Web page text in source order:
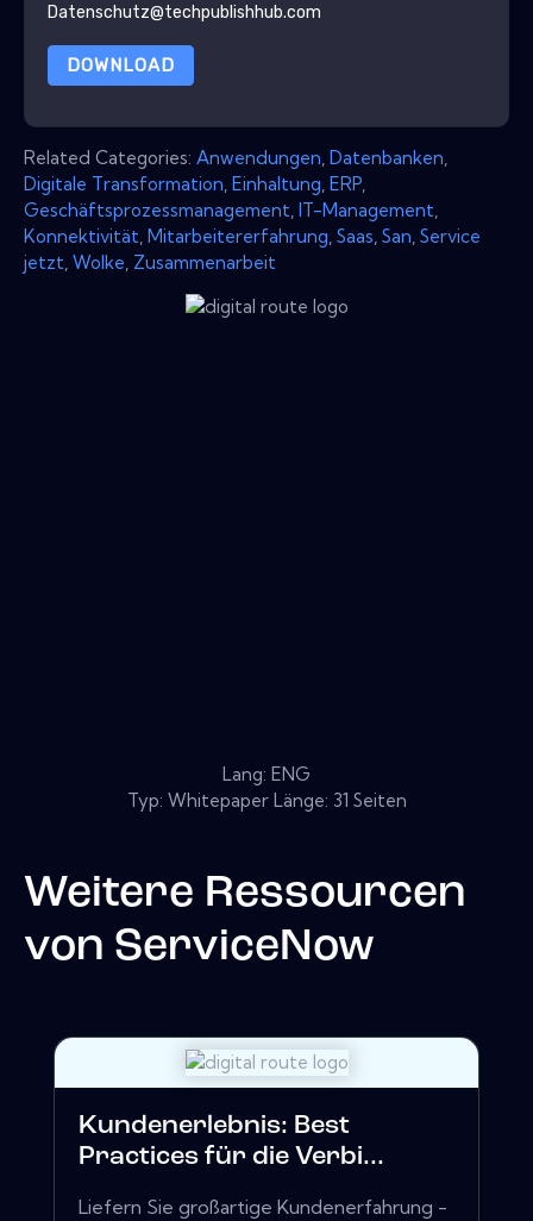
Datenschutz@techpublishhub.com
DOWNLOAD
Related Categories: Anwendungen Datenbanken
Digitale Transformation Einhaltung ERP
Geschäftsprozessmanagement IT-Management
Konnektivität Mitarbeitererfahrung Saas San Service
jetzt Wolke Zusammenarbeit
Lang: ENG
Typ: Whitepaper Länge: 31 Seiten
Weitere Ressourcen
von ServiceNow
Kundenerlebnis: Best
Practices für die Verbi...
Liefern Sie großartige Kundenerfahrung -